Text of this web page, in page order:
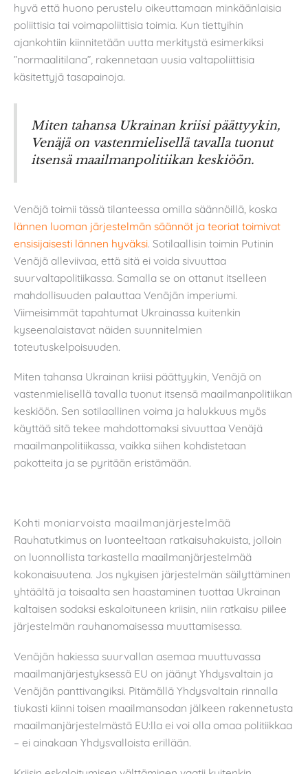
hyvä että huono perustelu oikeuttamaan minkäänlaisia
poliittisia tai voimapoliittisia toimia. Kun tiettyihin
ajankohtiin kiinnitetään uutta merkitystä esimerkiksi
”normaalitilana”, rakennetaan uusia valtapoliittisia
käsitettyjä tasapainoja.
Miten tahansa Ukrainan kriisi päättyykin,
Venäjä on vastenmielisellä tavalla tuonut
itsensä maailmanpolitiikan keskiöön.
Venäjä toimii tässä tilanteessa omilla säännöillä, koska
lännen luoman järjestelmän säännöt ja teoriat toimivat
ensisijaisesti lännen hyväksi. Sotilaallisin toimin Putinin
Venäjä alleviivaa, että sitä ei voida sivuuttaa
suurvaltapolitiikassa. Samalla se on ottanut itselleen
mahdollisuuden palauttaa Venäjän imperiumi.
Viimeisimmät tapahtumat Ukrainassa kuitenkin
kyseenalaistavat näiden suunnitelmien
toteutuskelpoisuuden.
Miten tahansa Ukrainan kriisi päättyykin, Venäjä on
vastenmielisellä tavalla tuonut itsensä maailmanpolitiikan
keskiöön. Sen sotilaallinen voima ja halukkuus myös
käyttää sitä tekee mahdottomaksi sivuuttaa Venäjä
maailmanpolitiikassa, vaikka siihen kohdistetaan
pakotteita ja se pyritään eristämään.
Kohti moniarvoista maailmanjärjestelmää
Rauhatutkimus on luonteeltaan ratkaisuhakuista, jolloin
on luonnollista tarkastella maailmanjärjestelmää
kokonaisuutena. Jos nykyisen järjestelmän säilyttäminen
yhtäältä ja toisaalta sen haastaminen tuottaa Ukrainan
kaltaisen sodaksi eskaloituneen kriisin, niin ratkaisu piilee
järjestelmän rauhanomaisessa muuttamisessa.
Venäjän hakiessa suurvallan asemaa muuttuvassa
maailmanjärjestyksessä EU on jäänyt Yhdysvaltain ja
Venäjän panttivangiksi. Pitämällä Yhdysvaltain rinnalla
tiukasti kiinni toisen maailmansodan jälkeen rakennetusta
maailmanjärjestelmästä EU:lla ei voi olla omaa politiikkaa
– ei ainakaan Yhdysvalloista erillään.